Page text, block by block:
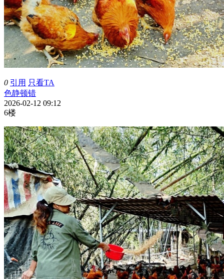
0 引用 只看TA
色静顿错
2026-02-12 09:12
6楼